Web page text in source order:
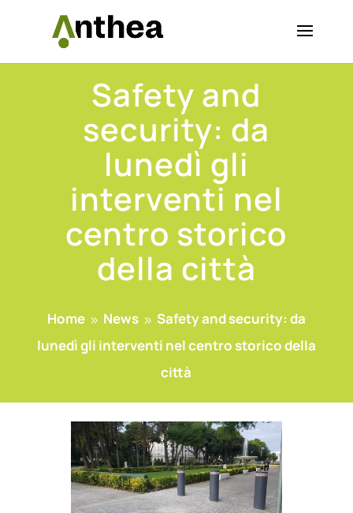
Safety and
security: da
lunedì gli
interventi nel
centro storico
della città
Home 9 News 9 Safety and security: da
lunedì gli interventi nel centro storico della
città